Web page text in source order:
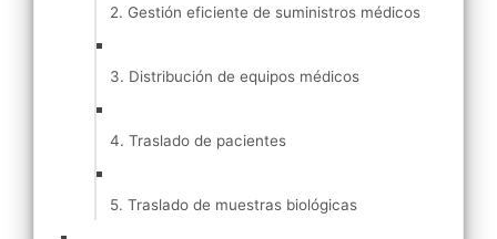
2. Gestión eficiente de suministros médicos
3. Distribución de equipos médicos
4. Traslado de pacientes
5. Traslado de muestras biológicas